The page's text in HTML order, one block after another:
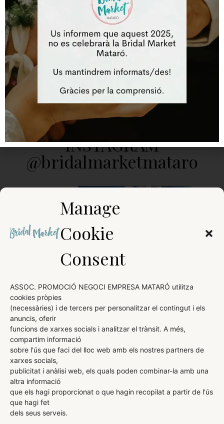
Manage
Cookie
Consent
ASSOC. PROMOCIÓ NEGOCI EMPRESA MATARÓ utilitza
cookies pròpies
(necessàries) i de tercers per personalitzar el contingut i els
anuncis, oferir
funcions de xarxes socials i analitzar el trànsit. A més,
compartim informació
sobre l'ús que faci del lloc web amb els nostres partners de
xarxes socials,
publicitat i anàlisi web, els quals poden combinar-la amb una
altra informació
que els hagi proporcionat o que hagin recopilat a partir de l'ús
que hagi fet
dels seus serveis.
Lloc web
Desa el meu nom, correu electrònic i lloc web en aquest
navegador per a la pròxima vegada que comenti.
INSTAGRAM
@bridalmarketmataro
AVÍS LEGAL
POLÍTICA DE COOKIES
POLÍTICA DE PRIVACITAT
ORGANITZA: DIRIGEIX I COMERCIALITZA: